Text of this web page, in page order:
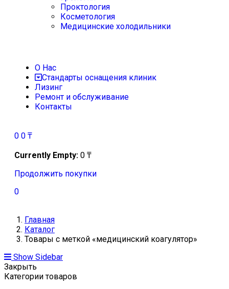
Проктология
Косметология
Медицинские холодильники
О Нас
Стандарты оснащения клиник
Лизинг
Ремонт и обслуживание
Контакты
0 0 ₸
Currently Empty: 0 ₸
Продолжить покупки
0
Главная
Каталог
Товары с меткой «медицинский коагулятор»
Show Sidebar
Закрыть
Категории товаров